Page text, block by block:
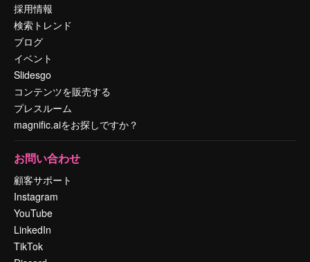
採用情報
検索トレンド
ブログ
イベント
Slidesgo
コンテンツを販売する
プレスルーム
magnific.aiをお探しですか？
お問い合わせ
顧客サポート
Instagram
YouTube
LinkedIn
TikTok